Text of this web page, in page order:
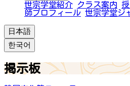
世宗学堂紹介 クラス案内
師プロフィール 世宗学堂ジ
日本語
한국어
掲示板